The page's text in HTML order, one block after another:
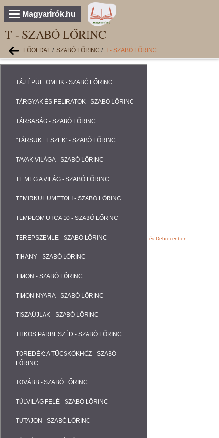
MagyarÍrók.hu
T - SZABÓ LŐRINC
FŐOLDAL / SZABÓ LŐRINC / T - SZABÓ LŐRINC
TÁJ ÉPÜL, OMLIK - SZABÓ LŐRINC
TÁRGYAK ÉS FELIRATOK - SZABÓ LŐRINC
TÁRSASÁG - SZABÓ LŐRINC
"TÁRSUK LESZEK" - SZABÓ LŐRINC
TAVAK VILÁGA - SZABÓ LŐRINC
TE MEG A VILÁG - SZABÓ LŐRINC
TEMIRKUL UMETOLI - SZABÓ LŐRINC
TEMPLOM UTCA 10 - SZABÓ LŐRINC
TEREPSZEMLE - SZABÓ LŐRINC
TIHANY - SZABÓ LŐRINC
TIMON - SZABÓ LŐRINC
TIMON NYARA - SZABÓ LŐRINC
TISZAÚJLAK - SZABÓ LŐRINC
TITKOS PÁRBESZÉD - SZABÓ LŐRINC
TÖREDÉK: A TÜCSKÖKHÖZ - SZABÓ
LŐRINC
TOVÁBB - SZABÓ LŐRINC
TÚLVILÁG FELÉ - SZABÓ LŐRINC
TUTAJON - SZABÓ LŐRINC
Webáruházak, Weblapok fejlesztése Nyíregyházán és Debrecenben